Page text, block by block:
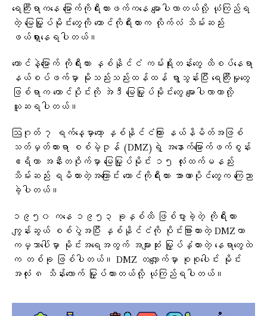
ရေကြီးရာကနေ မြောက်ကိုရီးယားဖက်ကနေ မျောပါလာတယ်လို့ ယုံကြည်ရ
တဲ့ မြေမြှုပ်မိုင်းတွေကို တောင်ကိုရီးယားက လိုက်လံ သိမ်းဆည်း
ဖယ်ရှားနေရပါတယ်။
တောင်နဲ့မြောက် ကိုရီးယား နှစ်နိုင်ငံ ကမ်းရိုးတန်းတွေ ထိစပ်နေရာ
နယ်စပ်ဖက်မှာ မိုးသည်းသည်းထန်ထန် ရွာသွန်းပြီး ရေကြီးမှုတွေ
ဖြစ်ရာက တောင်ပိုင်းကို အဲဒီ မြေမြှုပ်မိုင်းတွေ မျောပါလာတာလို့
ယူဆရပါတယ်။
ဩဂုတ် ၇ ရက်နေ့မှာတော့ နှစ်နိုင်ငံကြား နယ်နိမိတ်အဖြစ်
သတ်မှတ်ထားရာ စစ်မဲ့ဇုန် (DMZ)ရဲ့ အနောက်မြောက်ဖက်စွန်း
ဧရိယာ အနီးတဝိုက်မှာ မြေမြှုပ်မိုင်း ၁၅ လုံးထက်မနည်း
သိမ်းဆည်း ရမိထားတဲ့အကြောင်း တောင်ကိုရီးယား အာဏာပိုင်တွေက ကြေညာ
ခဲ့ပါတယ်။
၁၉၅၀ ကနေ ၁၉၅၃ ခုနှစ်ထိ ဖြစ်ပွားခဲ့တဲ့ ကိုရီးယား
ကျွန်းဆွယ် စစ်ပွဲအပြီး နှစ်နိုင်ငံကို ပိုင်းခြားထားတဲ့ DMZဟာ
ကမ္ဘာပေါ်မှာ မိုင်းအရေအတွက် အများဆုံး မြှုပ်နှံထားတဲ့ နေရာတွေထဲ
က တစ်ခု ဖြစ်ပါတယ်။ DMZ တလျှောက်မှာ စုစုပေါင်း မိုင်း
အလုံး ၈ သိန်းလောက် မြှုပ်ထားတယ်လို့ ယုံကြည်ရပါတယ်။